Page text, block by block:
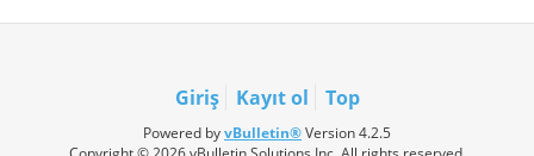
Giriş Kayıt ol Top
Powered byvBulletin®Version 4.2.5